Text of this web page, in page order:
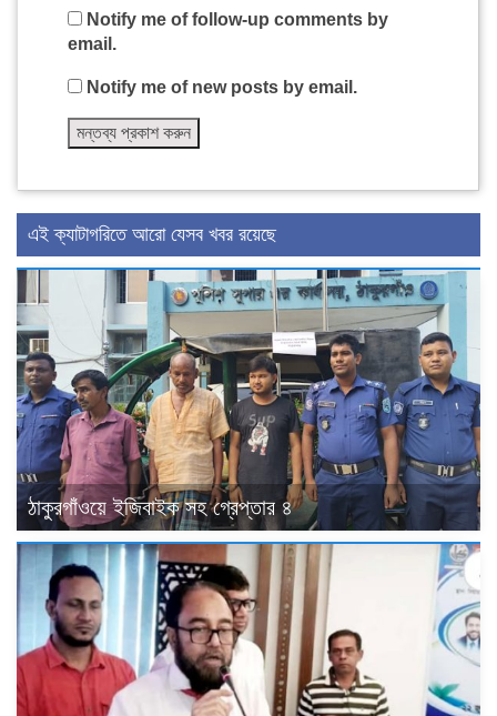
Notify me of follow-up comments by
email.
Notify me of new posts by email.
এই ক্যাটাগরিতে আরো যেসব খবর রয়েছে
ঠাকুরগাঁওয়ে ইজিবাইক সহ গ্রেপ্তার ৪